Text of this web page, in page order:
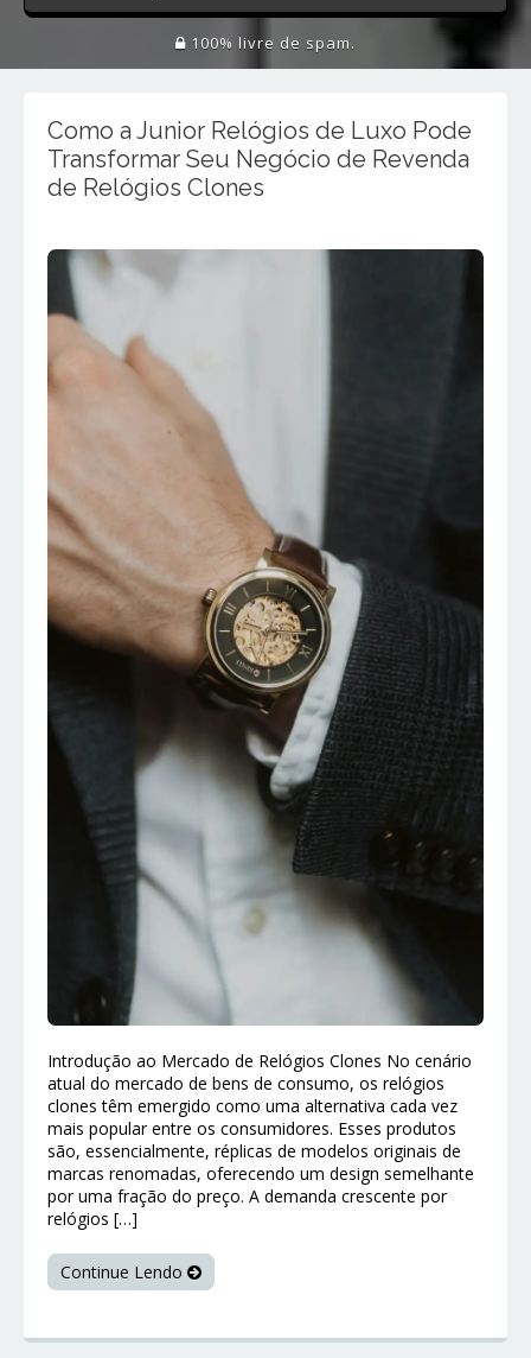
100% livre de spam.
Como a Junior Relógios de Luxo Pode
Transformar Seu Negócio de Revenda
de Relógios Clones
Introdução ao Mercado de Relógios Clones No cenário
atual do mercado de bens de consumo, os relógios
clones têm emergido como uma alternativa cada vez
mais popular entre os consumidores. Esses produtos
são, essencialmente, réplicas de modelos originais de
marcas renomadas, oferecendo um design semelhante
por uma fração do preço. A demanda crescente por
relógios […]
Continue Lendo